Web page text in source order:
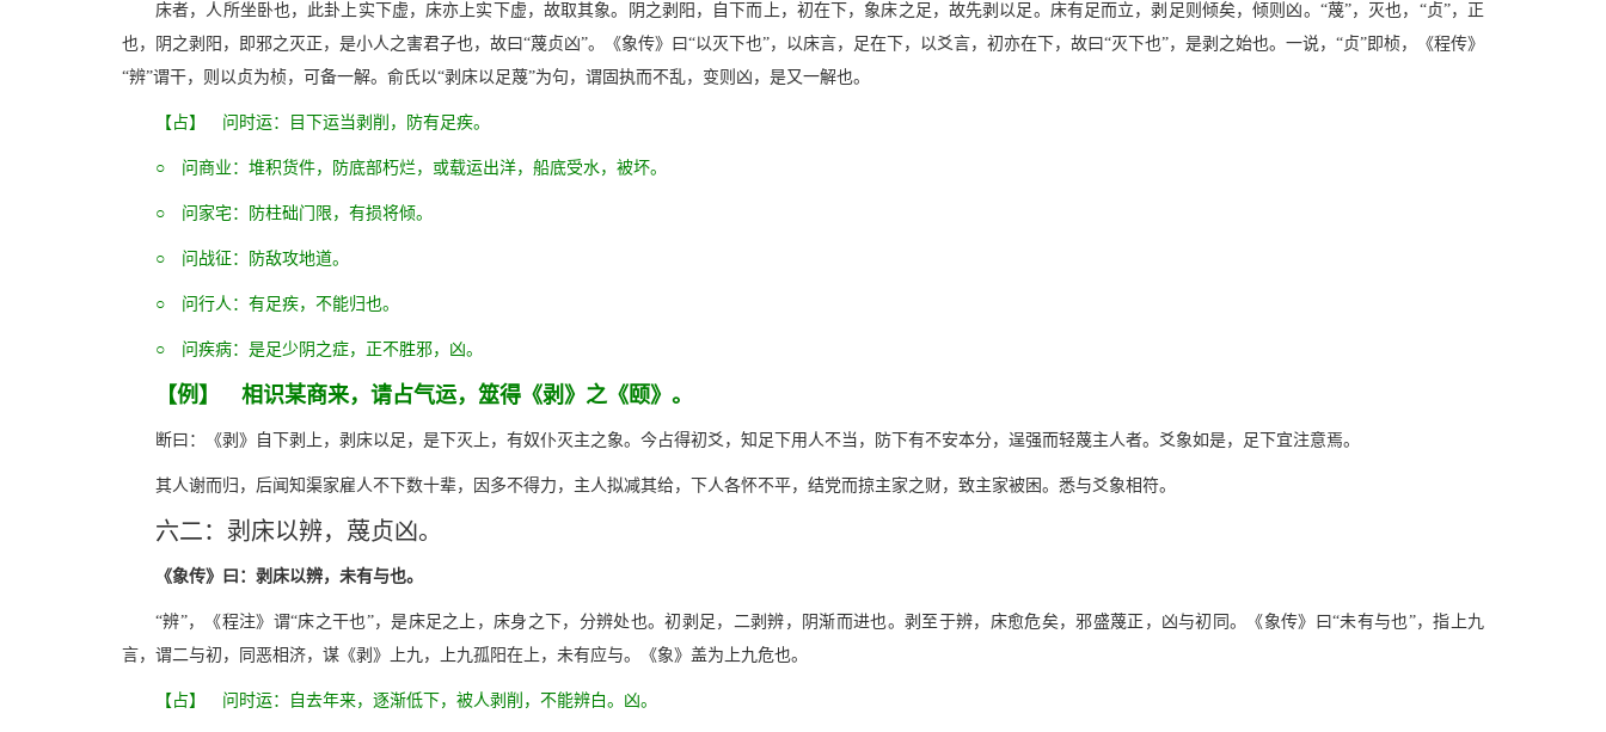
床者，人所坐卧也，此卦上实下虚，床亦上实下虚，故取其象。阴之剥阳，自下而上，初在下，象床之足，故先剥以足。床有足而立，剥足则倾矣，倾则凶。“蔑”，灭也，“贞”，正
也，阴之剥阳，即邪之灭正，是小人之害君子也，故曰“蔑贞凶”。《象传》曰“以灭下也”，以床言，足在下，以爻言，初亦在下，故曰“灭下也”，是剥之始也。一说，“贞”即桢，《程传》
“辨”谓干，则以贞为桢，可备一解。俞氏以“剥床以足蔑”为句，谓固执而不乱，变则凶，是又一解也。
【占】 问时运：目下运当剥削，防有足疾。
○ 问商业：堆积货件，防底部朽烂，或载运出洋，船底受水，被坏。
○ 问家宅：防柱础门限，有损将倾。
○ 问战征：防敌攻地道。
○ 问行人：有足疾，不能归也。
○ 问疾病：是足少阴之症，正不胜邪，凶。
【例】 相识某商来，请占气运，筮得《剥》之《颐》。
断曰：《剥》自下剥上，剥床以足，是下灭上，有奴仆灭主之象。今占得初爻，知足下用人不当，防下有不安本分，逞强而轻蔑主人者。爻象如是，足下宜注意焉。
其人谢而归，后闻知渠家雇人不下数十辈，因多不得力，主人拟减其给，下人各怀不平，结党而掠主家之财，致主家被困。悉与爻象相符。
六二：剥床以辨，蔑贞凶。
《象传》曰：剥床以辨，未有与也。
“辨”，《程注》谓“床之干也”，是床足之上，床身之下，分辨处也。初剥足，二剥辨，阴渐而进也。剥至于辨，床愈危矣，邪盛蔑正，凶与初同。《象传》曰“未有与也”，指上九
言，谓二与初，同恶相济，谋《剥》上九，上九孤阳在上，未有应与。《象》盖为上九危也。
【占】 问时运：自去年来，逐渐低下，被人剥削，不能辨白。凶。